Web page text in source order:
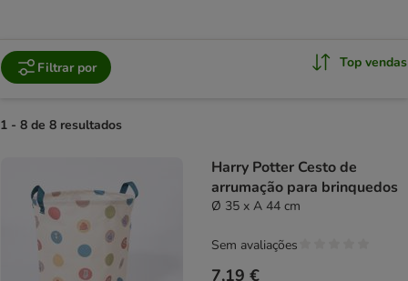
Filtrar por Top vendas
1 - 8 de 8 resultados
Harry Potter Cesto de
arrumação para brinquedos
Ø 35 x A 44 cm
7,19 €
Sem avaliações